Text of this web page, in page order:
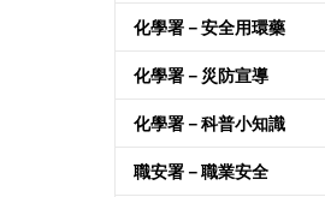
化學署－安全用環藥
化學署－災防宣導
化學署－科普小知識
職安署－職業安全